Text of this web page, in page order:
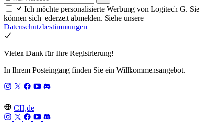
Ich möchte personalisierte Werbung von Logitech G. Sie
können sich jederzeit abmelden. Siehe unsere
Datenschutzbestimmungen.
Vielen Dank für Ihre Registrierung!
In Ihrem Posteingang finden Sie ein Willkommensangebot.
CH,de